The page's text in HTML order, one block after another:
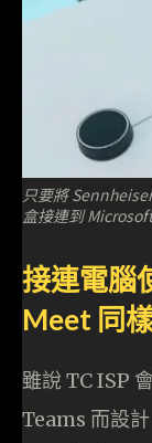
只要將
盒接連到
接連電腦
Meet 同
雖說 TC ISP
Teams 而設